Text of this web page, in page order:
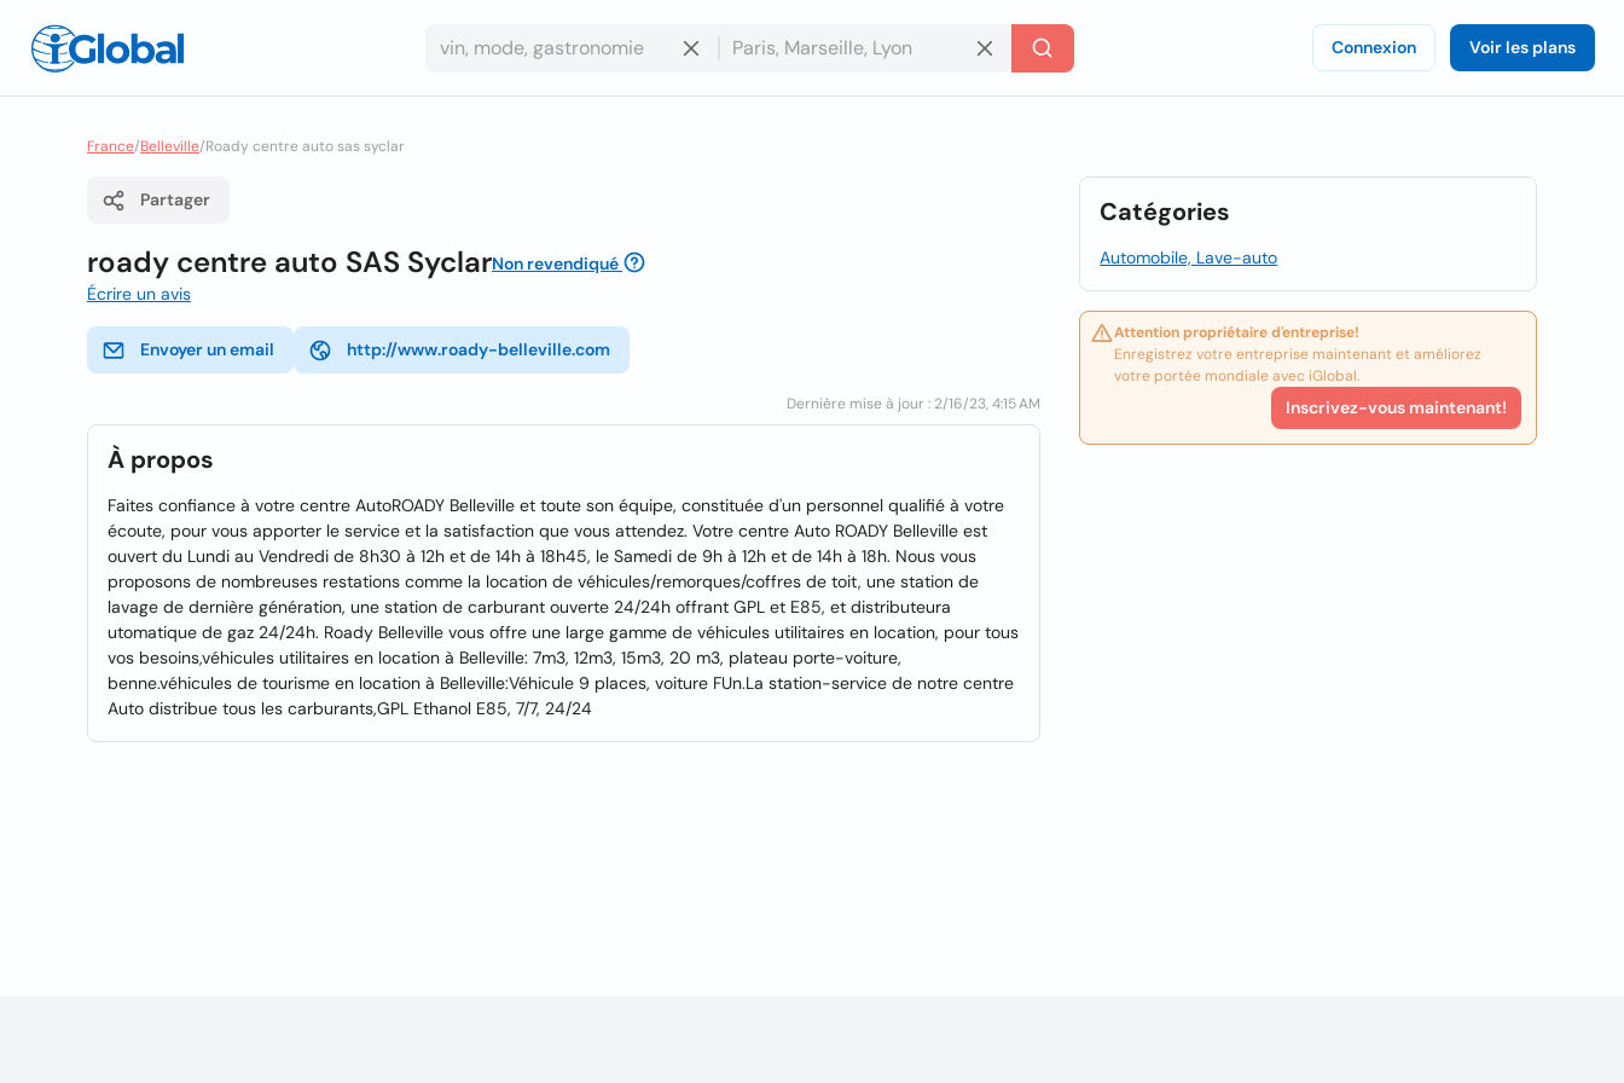
Connexion Voir les plans
France/Belleville/Roady centre auto sas syclar
Partager
roady centre auto SAS SyclarNon revendiqué
Écrire un avis
Envoyer un email http://www.roady-belleville.com
Dernière mise à jour : 2/16/23, 4:15 AM
À propos
Faites confiance à votre centre AutoROADY Belleville et toute son équipe, constituée d'un personnel qualifié à votre
écoute, pour vous apporter le service et la satisfaction que vous attendez. Votre centre Auto ROADY Belleville est
ouvert du Lundi au Vendredi de 8h30 à 12h et de 14h à 18h45, le Samedi de 9h à 12h et de 14h à 18h. Nous vous
proposons de nombreuses restations comme la location de véhicules/remorques/coffres de toit, une station de
lavage de dernière génération, une station de carburant ouverte 24/24h offrant GPL et E85, et distributeura
utomatique de gaz 24/24h. Roady Belleville vous offre une large gamme de véhicules utilitaires en location, pour tous
vos besoins,véhicules utilitaires en location à Belleville: 7m3, 12m3, 15m3, 20 m3, plateau porte-voiture,
benne.véhicules de tourisme en location à Belleville:Véhicule 9 places, voiture FUn.La station-service de notre centre
Auto distribue tous les carburants,GPL Ethanol E85, 7/7, 24/24
Catégories
Automobile, Lave-auto
Attention propriétaire d'entreprise!
Enregistrez votre entreprise maintenant et améliorez
votre portée mondiale avec iGlobal.
Inscrivez-vous maintenant!